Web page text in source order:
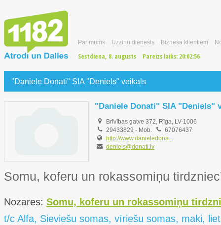
Par mums Uzziņu dienests Biznesa klientiem
Sestdiena, 8. augusts Pareizs laiks: 20:02:57
"Daniele Donati" SIA "Deniels" veikals
"Daniele Donati" SIA "Deniels"
Brīvības gatve 372, Rīga, LV-1006
29433829 - Mob.
67076437
http://www.danieledona...
deniels@donati.lv
Somu, koferu un rokassomiņu
Nozares: Somu, koferu un rokassomiņu
t/c Alfa, Sieviešu somas, vīriešu somas, maki,